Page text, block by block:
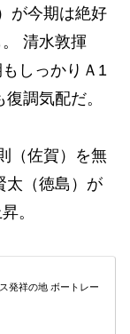
が今期は絶好
清水敦揮
しっかりＡ1
調気配だ。
（佐賀）を無
太（徳島）が
。
発祥の地 ボートレー